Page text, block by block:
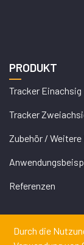
PRODUKT
Tracker Einachsig
Tracker
Zubehör /
Referenzen
Durch die